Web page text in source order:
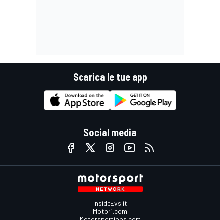
Scarica le tue app
Social media
InsideEvs.it
Motor1.com